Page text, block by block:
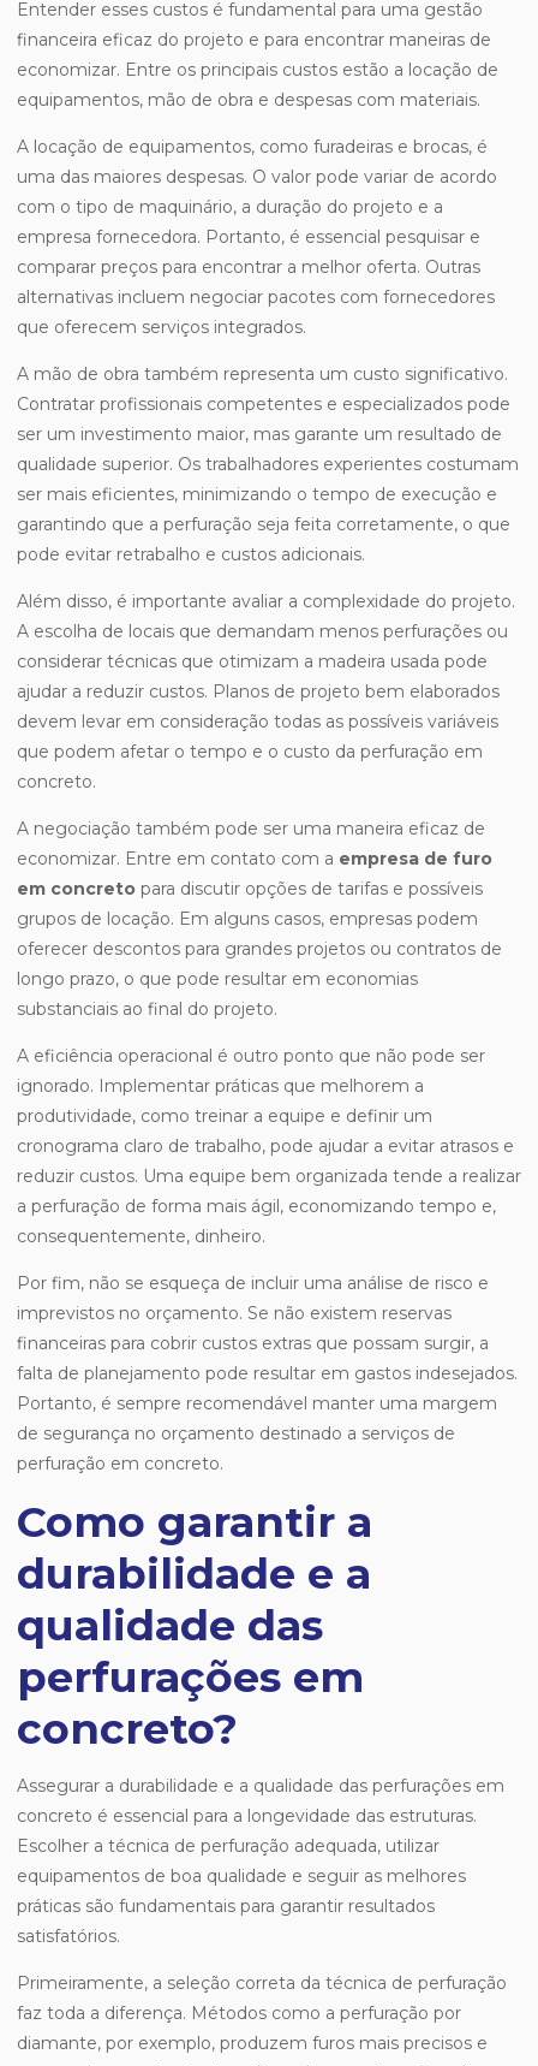
Entender esses custos é fundamental para uma gestão
financeira eficaz do projeto e para encontrar maneiras de
economizar. Entre os principais custos estão a locação de
equipamentos, mão de obra e despesas com materiais.
A locação de equipamentos, como furadeiras e brocas, é
uma das maiores despesas. O valor pode variar de acordo
com o tipo de maquinário, a duração do projeto e a
empresa fornecedora. Portanto, é essencial pesquisar e
comparar preços para encontrar a melhor oferta. Outras
alternativas incluem negociar pacotes com fornecedores
que oferecem serviços integrados.
A mão de obra também representa um custo significativo.
Contratar profissionais competentes e especializados pode
ser um investimento maior, mas garante um resultado de
qualidade superior. Os trabalhadores experientes costumam
ser mais eficientes, minimizando o tempo de execução e
garantindo que a perfuração seja feita corretamente, o que
pode evitar retrabalho e custos adicionais.
Além disso, é importante avaliar a complexidade do projeto.
A escolha de locais que demandam menos perfurações ou
considerar técnicas que otimizam a madeira usada pode
ajudar a reduzir custos. Planos de projeto bem elaborados
devem levar em consideração todas as possíveis variáveis
que podem afetar o tempo e o custo da perfuração em
concreto.
A negociação também pode ser uma maneira eficaz de
economizar. Entre em contato com a empresa de furo
em concreto para discutir opções de tarifas e possíveis
grupos de locação. Em alguns casos, empresas podem
oferecer descontos para grandes projetos ou contratos de
longo prazo, o que pode resultar em economias
substanciais ao final do projeto.
A eficiência operacional é outro ponto que não pode ser
ignorado. Implementar práticas que melhorem a
produtividade, como treinar a equipe e definir um
cronograma claro de trabalho, pode ajudar a evitar atrasos e
reduzir custos. Uma equipe bem organizada tende a realizar
a perfuração de forma mais ágil, economizando tempo e,
consequentemente, dinheiro.
Por fim, não se esqueça de incluir uma análise de risco e
imprevistos no orçamento. Se não existem reservas
financeiras para cobrir custos extras que possam surgir, a
falta de planejamento pode resultar em gastos indesejados.
Portanto, é sempre recomendável manter uma margem
de segurança no orçamento destinado a serviços de
perfuração em concreto.
Como garantir a
durabilidade e a
qualidade das
perfurações em
concreto?
Assegurar a durabilidade e a qualidade das perfurações em
concreto é essencial para a longevidade das estruturas.
Escolher a técnica de perfuração adequada, utilizar
equipamentos de boa qualidade e seguir as melhores
práticas são fundamentais para garantir resultados
satisfatórios.
Primeiramente, a seleção correta da técnica de perfuração
faz toda a diferença. Métodos como a perfuração por
diamante, por exemplo, produzem furos mais precisos e